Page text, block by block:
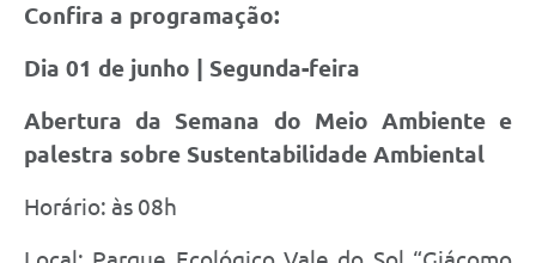
Confira a programação:
Dia 01 de junho | Segunda-feira
Abertura da Semana do Meio Ambiente e
palestra sobre Sustentabilidade Ambiental
Horário: às 08h